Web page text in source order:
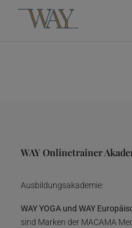
WAY Onlinetrainer
Ausbildungsakademie:
WAY YOGA und WAY
sind Marken der MACAMA